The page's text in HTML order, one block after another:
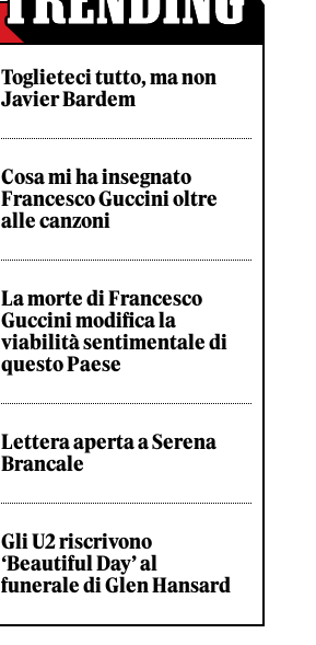
Toglieteci tutto, ma non
Javier Bardem
Cosa mi ha insegnato
Francesco Guccini oltre
alle canzoni
La morte di Francesco
Guccini modifica la
viabilità sentimentale di
questo Paese
Lettera aperta a Serena
Brancale
Gli U2 riscrivono
‘Beautiful Day’ al
funerale di Glen Hansard